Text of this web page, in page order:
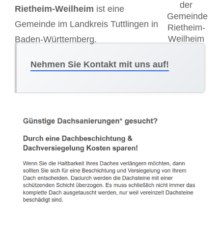
Rietheim-Weilheim ist eine
Gemeinde im Landkreis Tuttlingen in
Baden-Württemberg.
Nehmen Sie Kontakt mit uns auf!